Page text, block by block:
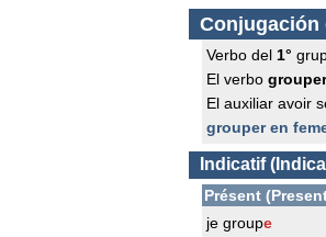
Conjugación
Verbo del 1°
El verbo grouper
El auxiliar avoir
grouper en
Indicatif
Présent
je groupe